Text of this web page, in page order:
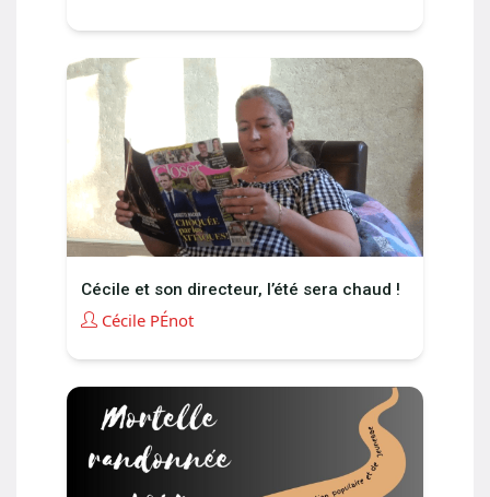
Cécile et son directeur, l’été sera chaud !
Cécile PÉnot